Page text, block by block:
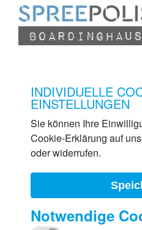
Zum Hauptinhalt springen
INDIVIDUELLE
EINSTELLUNGEN
Sie können Ihre
Cookie-Erklärung auf
oder widerrufen.
Notwendige